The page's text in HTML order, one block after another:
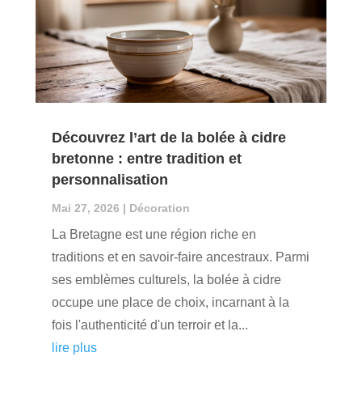
Découvrez l’art de la bolée à cidre
bretonne : entre tradition et
personnalisation
Mai 27, 2026 | Décoration
La Bretagne est une région riche en
traditions et en savoir-faire ancestraux. Parmi
ses emblèmes culturels, la bolée à cidre
occupe une place de choix, incarnant à la
fois l'authenticité d'un terroir et la...
lire plus